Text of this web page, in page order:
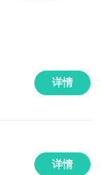
详情
详情